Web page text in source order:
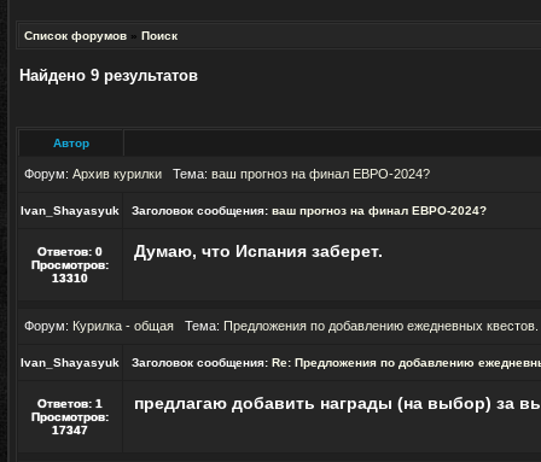
Список форумов » Поиск
Найдено 9 результатов
Автор
Форум: Архив курилки Тема: ваш прогноз на финал ЕВРО-2024?
Ivan_Shayasyuk Заголовок сообщения: ваш прогноз на финал ЕВРО-2024?
Ответов: 0
Просмотров:
13310
Думаю, что Испания заберет.
Форум: Курилка - общая Тема: Предложения по добавлению ежедневных квестов.
Ivan_Shayasyuk Заголовок сообщения: Re: Предложения по добавлению
Ответов: 1
Просмотров:
17347
предлагаю добавить награды (на выбор) за